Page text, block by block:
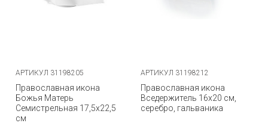
АРТИКУЛ 31198205
Православная икона
Божья Матерь
Семистрельная 17,5х22,5
см
АРТИКУЛ 31198212
Православная икона
Вседержитель 16х20 см,
серебро, гальваника